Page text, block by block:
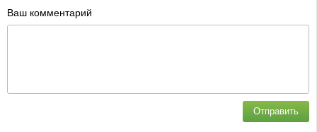
Ваш комментарий
Отправить